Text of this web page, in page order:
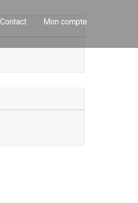
Contact Mon compte